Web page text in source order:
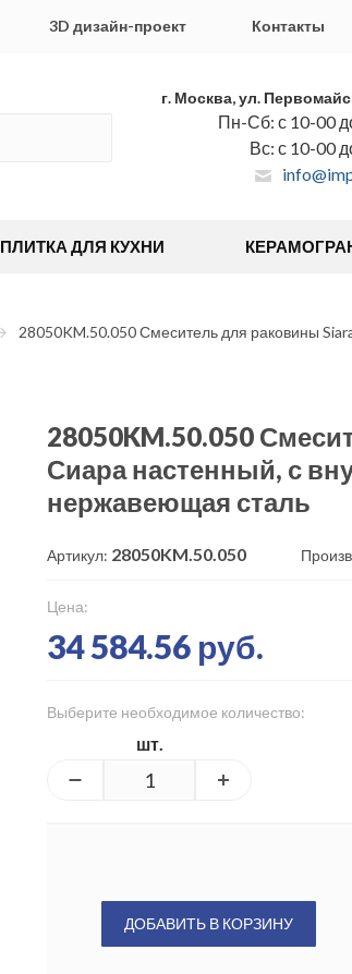
3D дизайн-проект Контакты
г. Москва, ул.
Пн-Сб: с 10-00
Вс: с 10-00
ПЛИТКА ДЛЯ КУХНИ
28050KM.50.050 Смеситель для раковины
28050KM.50.050
Сиара настенный, с
нержавеющая сталь
Артикул: 28050KM.50.050
Цена:
34 584.56 руб.
Выберите необходимое количество:
шт.
ДОБАВИТЬ В КОРЗИНУ